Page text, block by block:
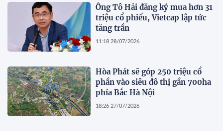
Ông Tô Hải đăng ký mua hơn 31
triệu cổ phiếu, Vietcap lập tức
tăng trần
11:18 28/07/2026
Hòa Phát sẽ góp 250 triệu cổ
phần vào siêu đô thị gần 700ha
phía Bắc Hà Nội
18:26 27/07/2026